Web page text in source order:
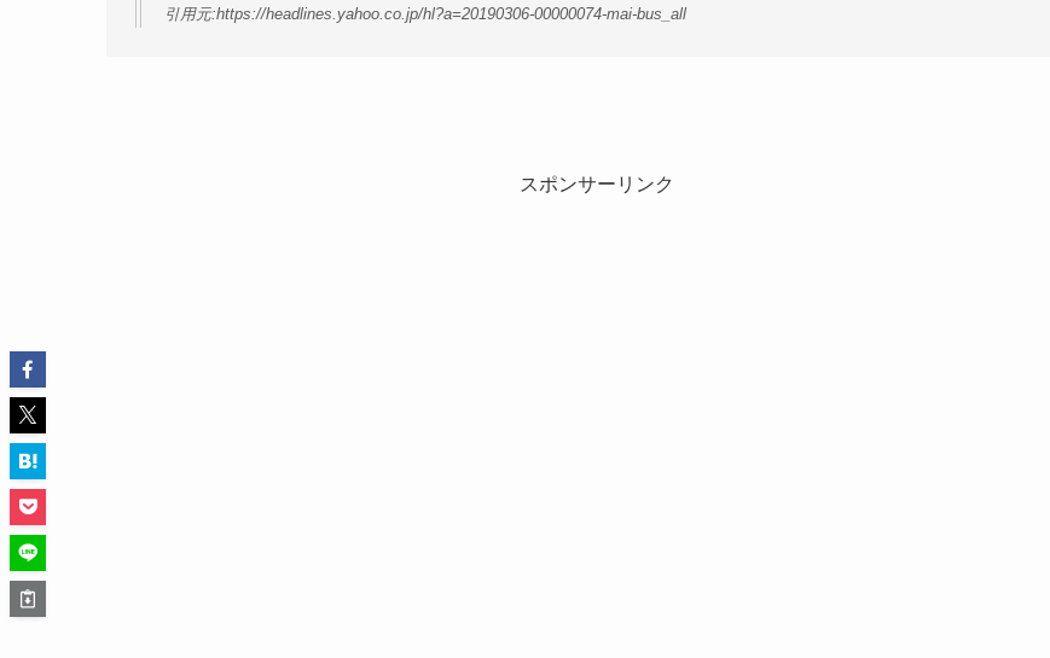
引用元:https://headlines.yahoo.co.jp/hl?a=20190306-00000074-mai-bus_all
スポンサーリンク